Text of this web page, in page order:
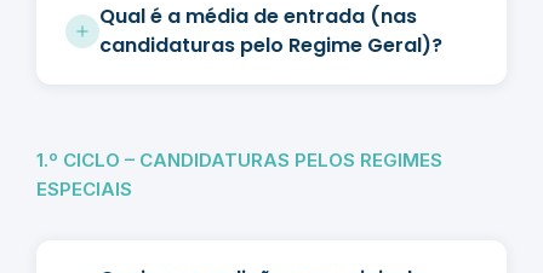
Qual é a média de entrada (nas
candidaturas pelo Regime Geral)?
1.º CICLO – CANDIDATURAS PELOS REGIMES
ESPECIAIS